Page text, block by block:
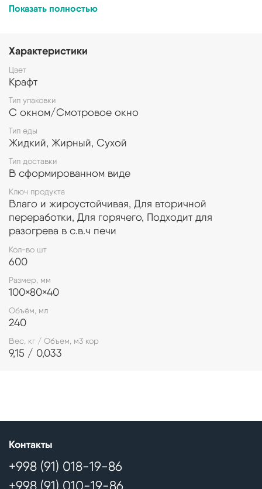
Поставляется в склеенном плоском виде.
Конструкция стала более прочной, из жесткого
Линейка из самых востребованных размеров под
разный вес и объем.
Экологичная упаковка из биоразлагаемого картона.
Презентовать ваш продукт — основная задача упаковки
OSQ TABOX PRO. Ее особенность заключается в
прозрачном смотровом окне, которое выгодно
демонстрирует содержимое.
Показать полностью
Характеристики
Цвет
Крафт
Тип упаковки
С окном/Смотровое окно
Тип еды
Жидкий, Жирный, Сухой
Тип доставки
В сформированном виде
Ключ продукта
Влаго и жироустойчивая, Для вторичной
переработки, Для горячего, Подходит для
разогрева в с.в.ч печи
Кол-во шт
600
Размер, мм
100×80×40
Объём, мл
240
Вес, кг / Объем, м3 кор
9,15 / 0,033
Контакты
+998 (91) 018-19-86
+998 (91) 010-19-86